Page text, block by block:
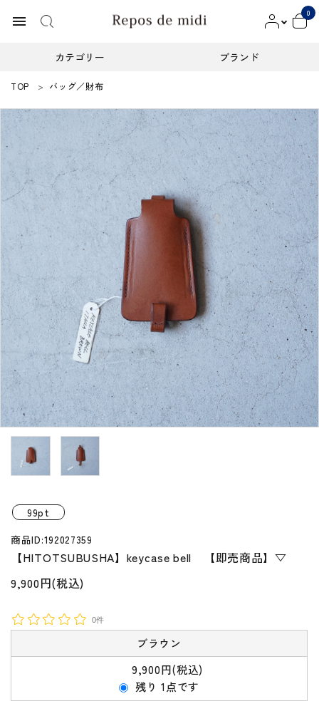
menu
0
カテゴリー ブランド
ACCOUNT MENU
ようこそ ゲスト 様
ログイン person 新規会員登録
カテゴリー
ブランド
インフォメーション
お知らせ
ご利用ガイド
プライバシーポリシー
特定商取引法について
お問い合わせ
TOP バッグ／財布
99pt
商品ID:192027359
【HITOTSUBUSHA】keycase bell 【即売商品】▽
9,900円(税込)
0件
ブラウン
9,900円(税込)
残り 1点です